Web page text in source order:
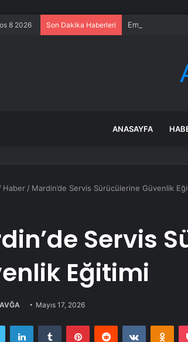
8 2026 Son Dakika Haberleri Emniyet
ANASAYFA
Haber / Mardin’de Servis Sürücülerine Güvenlik
Servis
Eğitimi
Mayıs 17, 2026
Twitter LinkedInTumblr PinterestReddit VKontakte